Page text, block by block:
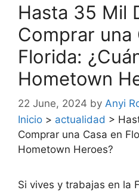
Hasta 35 Mil
Comprar una
Florida:
Hometown
22 June, 2024 by Anyi
Inicio > actualidad >
Comprar una Casa en
Hometown Heroes?
Si vives y trabajas en la